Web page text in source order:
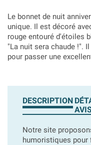
Le bonnet de nuit
unique. Il est décoré
rouge entouré d'étoiles
"La nuit sera chaude !".
pour passer une
DESCRIPTION
Notre site
humoristiques pour